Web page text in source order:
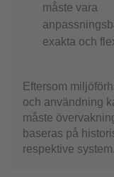
måste vara
exakta och
Eftersom
och användning
måste
baseras på
respektive system.